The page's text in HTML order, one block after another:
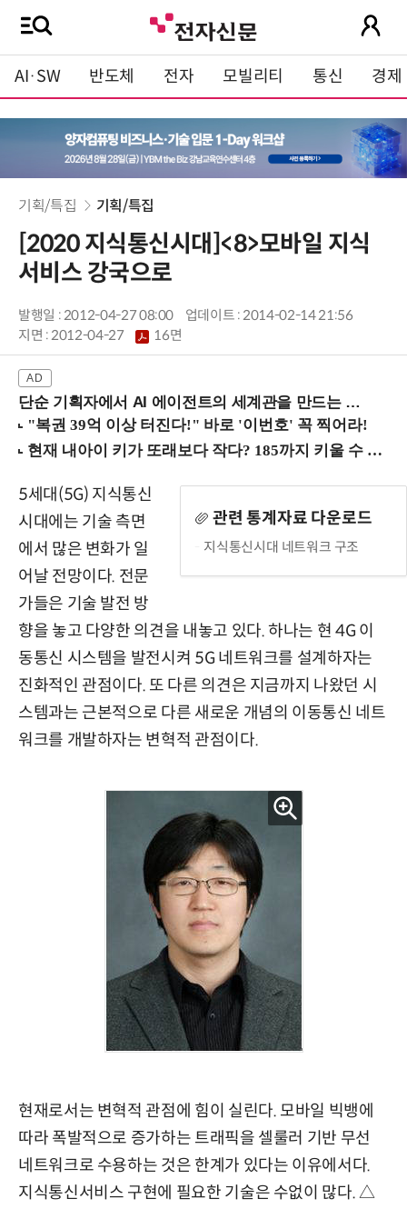
AI·SW 반도체 전자 모빌리티 통신 경제
기획/특집 기획/특집
[2020 지식통신시대]<8>모바일 지식
서비스 강국으로
발행일 : 2012-04-27 08:00
업데이트 : 2014-02-14 21:56
지면 :2012-04-27 16면
단순 기획자에서 AI 에이전트의 세계관을 만드는 지식 설계자로.. (8/20 강남역)
관련 통계자료 다운로드
지식통신시대 네트워크 구조
5세대(5G) 지식통신
시대에는 기술 측면
에서 많은 변화가 일
어날 전망이다. 전문
가들은 기술 발전 방
향을 놓고 다양한 의견을 내놓고 있다. 하나는 현 4G 이
동통신 시스템을 발전시켜 5G 네트워크를 설계하자는
진화적인 관점이다. 또 다른 의견은 지금까지 나왔던 시
스템과는 근본적으로 다른 새로운 개념의 이동통신 네트
워크를 개발하자는 변혁적 관점이다.
현재로서는 변혁적 관점에 힘이 실린다. 모바일 빅뱅에
따라 폭발적으로 증가하는 트래픽을 셀룰러 기반 무선
네트워크로 수용하는 것은 한계가 있다는 이유에서다.
지식통신서비스 구현에 필요한 기술은 수없이 많다. △